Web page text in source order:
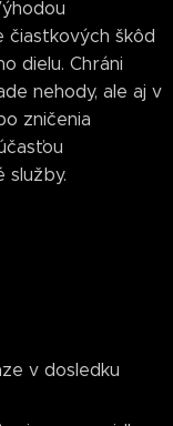
čiastkových škôd
dielu. Chráni
nehody, ale aj v
zničenia
služby.
v dosledku